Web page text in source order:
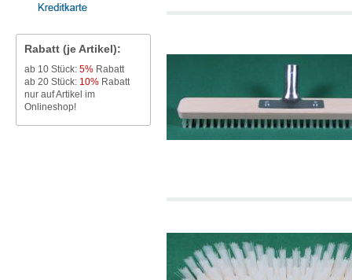
Rabatt (je Artikel):
ab 10 Stück: 5% Rabatt
ab 20 Stück: 10% Rabatt
nur auf Artikel im
Onlineshop!